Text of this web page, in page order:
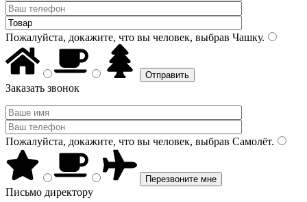
Пожалуйста, докажите, что вы человек, выбрав Чашку.
Заказать звонок
Пожалуйста, докажите, что вы человек, выбрав Самолёт.
Письмо директору